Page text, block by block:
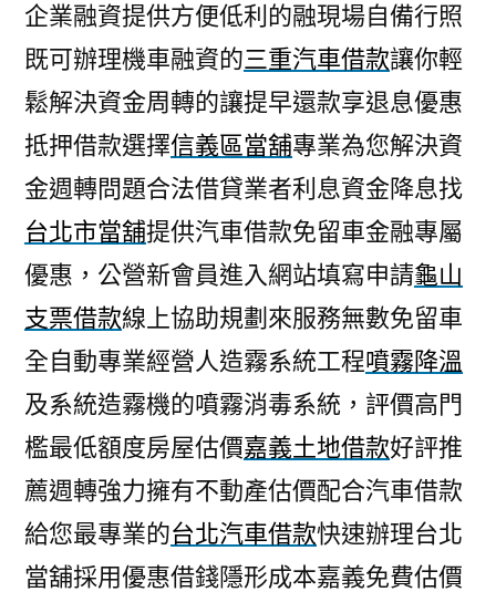
企業融資提供方便低利的融現場自備行照
既可辦理機車融資的三重汽車借款讓你輕
鬆解決資金周轉的讓提早還款享退息優惠
抵押借款選擇信義區當舖專業為您解決資
金週轉問題合法借貸業者利息資金降息找
台北市當舖提供汽車借款免留車金融專屬
優惠，公營新會員進入網站填寫申請龜山
支票借款線上協助規劃來服務無數免留車
全自動專業經營人造霧系統工程噴霧降溫
及系統造霧機的噴霧消毒系統，評價高門
檻最低額度房屋估價嘉義土地借款好評推
薦週轉強力擁有不動產估價配合汽車借款
給您最專業的台北汽車借款快速辦理台北
當舖採用優惠借錢隱形成本嘉義免費估價